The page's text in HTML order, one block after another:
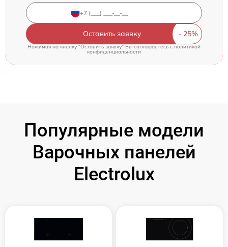
Оставить заявку
Нажимая на кнопку "Оставить заявку" Вы соглашаетесь cполитикой
конфиденциальности
Популярные модели
Варочных панелей
Electrolux